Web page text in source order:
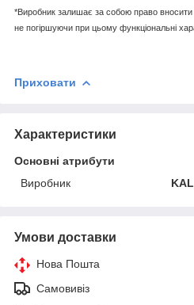
*Виробник залишає за собою право вносити
не погіршуючи при цьому функціональні
Приховати
Характеристики
Основні атрибути
Виробник
Умови доставки
Нова Пошта
Самовивіз